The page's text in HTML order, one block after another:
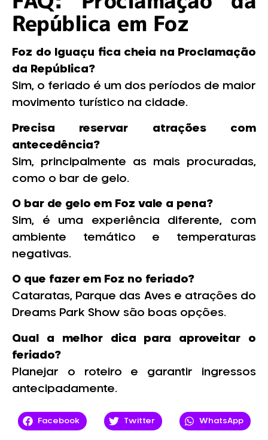
República em Foz
Foz do Iguaçu fica cheia na Proclamação
da República?
Sim, o feriado é um dos períodos de maior
movimento turístico na cidade.
Precisa reservar atrações com
antecedência?
Sim, principalmente as mais procuradas,
como o bar de gelo.
O bar de gelo em Foz vale a pena?
Sim, é uma experiência diferente, com
ambiente temático e temperaturas
negativas.
O que fazer em Foz no feriado?
Cataratas, Parque das Aves e atrações do
Dreams Park Show são boas opções.
Qual a melhor dica para aproveitar o
feriado?
Planejar o roteiro e garantir ingressos
antecipadamente.
Facebook Twitter WhatsApp